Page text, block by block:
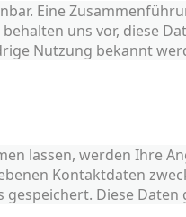
Eine
uns vor, diese
Nutzung bekannt
lassen, werden Ihre
Kontaktdaten
Diese